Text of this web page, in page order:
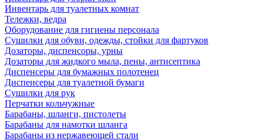
Инвентарь для туалетных комнат
Тележки, ведра
Оборудование для гигиены персонала
Сушилки для обуви, одежды, стойки для фартуков
Дозаторы, диспенсоры, урны
Дозаторы для жидкого мыла, пены, антисептика
Диспенсеры для бумажных полотенец
Диспенсеры для туалетной бумаги
Сушилки для рук
Перчатки кольчужные
Барабаны, шланги, пистолеты
Барабаны для намотки шланга
Барабаны из нержавеющей стали